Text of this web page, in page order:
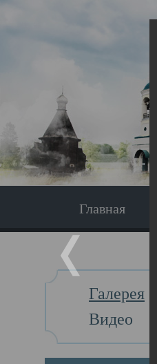
Главная
Галерея
Видео